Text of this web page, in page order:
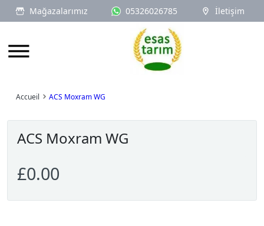
Mağazalarımız 05326026785 İletişim
Logo
Accueil ACS Moxram WG
ACS Moxram WG
£0.00